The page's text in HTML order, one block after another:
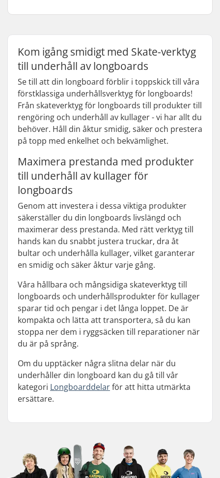
Kom igång smidigt med Skate-verktyg
till underhåll av longboards
Se till att din longboard förblir i toppskick till våra
förstklassiga underhållsverktyg för longboards!
Från skateverktyg för longboards till produkter till
rengöring och underhåll av kullager - vi har allt du
behöver. Håll din åktur smidig, säker och prestera
på topp med enkelhet och bekvämlighet.
Maximera prestanda med produkter
till underhåll av kullager för
longboards
Genom att investera i dessa viktiga produkter
säkerställer du din longboards livslängd och
maximerar dess prestanda. Med rätt verktyg till
hands kan du snabbt justera truckar, dra åt
bultar och underhålla kullager, vilket garanterar
en smidig och säker åktur varje gång.
Våra hållbara och mångsidiga skateverktyg till
longboards och underhållsprodukter för kullager
sparar tid och pengar i det långa loppet. De är
kompakta och lätta att transportera, så du kan
stoppa ner dem i ryggsäcken till reparationer när
du är på språng.
Om du upptäcker några slitna delar när du
underhåller din longboard kan du gå till vår
kategori Longboarddelarför att hitta utmärkta
ersättare.